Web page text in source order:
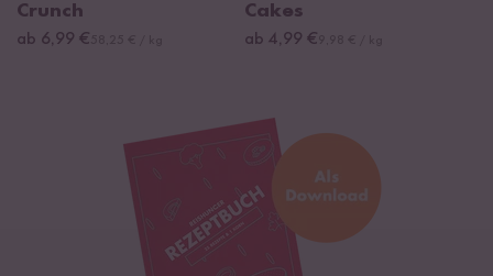
Crunch
ab 6,99 €
Cakes
ab 4,99 €